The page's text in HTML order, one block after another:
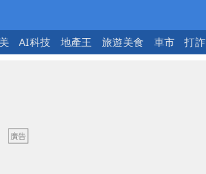
AI科技 地產王 旅遊美食 車市 打詐